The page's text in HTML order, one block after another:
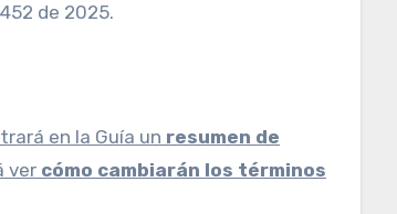
de 2025.
en la Guía un resumen de
ver cómo cambiarán los términos